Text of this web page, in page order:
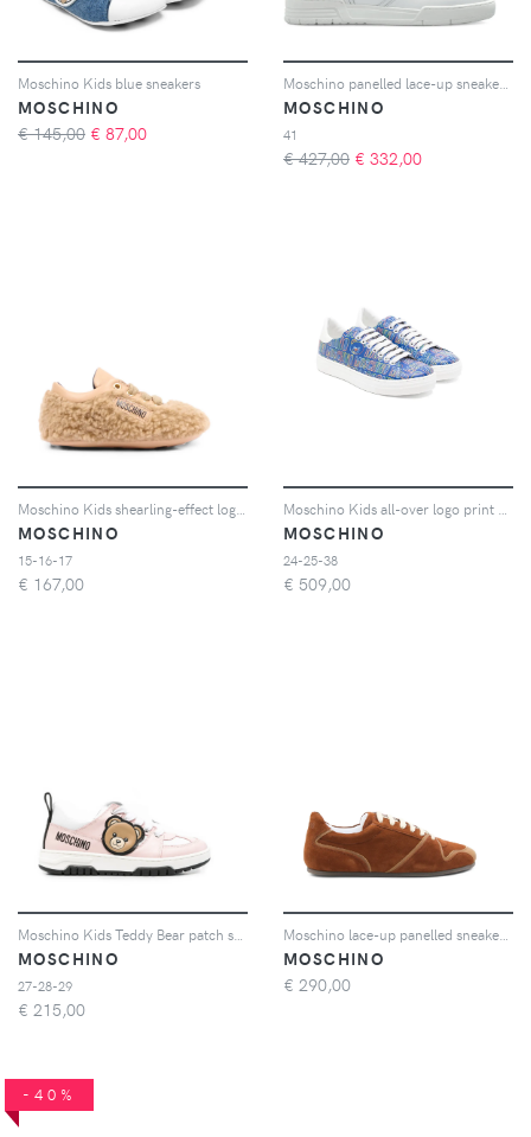
Moschino Kids blue sneakers
MOSCHINO
€ 145,00 € 87,00
MOSCHINO
41
€ 427,00 € 332,00
MOSCHINO
15-16-17
€ 167,00
MOSCHINO
24-25-38
€ 509,00
MOSCHINO
27-28-29
€ 215,00
MOSCHINO
€ 290,00
-40%